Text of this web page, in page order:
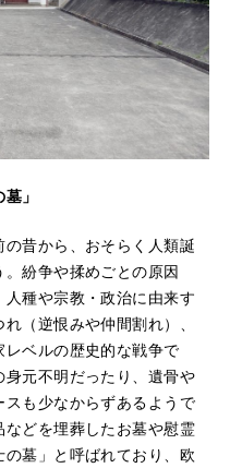
」
昔から、おそらく人類誕
紛争や揉めごとの原因
種や宗教・政治に由来す
（逆恨みや仲間割れ）、
ベルの歴史的な戦争で
元不明だったり、遺骨や
も少なからずあるようで
どを埋葬したお墓や慰霊
墓」と呼ばれており、欧